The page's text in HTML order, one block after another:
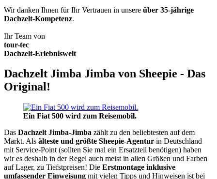
Wir danken Ihnen für Ihr Vertrauen in unsere über 35-jährige
Dachzelt-Kompetenz.
Ihr Team von
tour-tec
Dachzelt-Erlebniswelt
Dachzelt Jimba Jimba von Sheepie - Das
Original!
Ein Fiat 500 wird zum Reisemobil.
Das Dachzelt Jimba-Jimba zählt zu den beliebtesten auf dem
Markt. Als älteste und größte Sheepie-Agentur in Deutschland
mit Service-Point (sollten Sie mal ein Ersatzteil benötigen) haben
wir es deshalb in der Regel auch meist in allen Größen und Farben
auf Lager, zu Tiefstpreisen! Die Erstmontage inklusive
umfassender Einweisung mit vielen Tipps und Hinweisen ist bei